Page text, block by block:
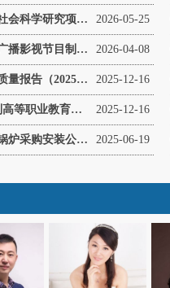
2026-05-25
关于2026年江苏省高校哲学社会科学研究项目申报的公示
2026-04-08
传媒学校办学点五年制高职广播影视节目制作专业实施性人才培养方案（2025级）
2025-12-16
江苏传媒学校中等职业教育质量报告（2025年度）
2025-12-16
40102传媒学校办学点五年制高等职业教育质量年度报告（2025年度）
2025-06-19
江苏传媒学校学生宿舍浴室锅炉采购安装公开询价